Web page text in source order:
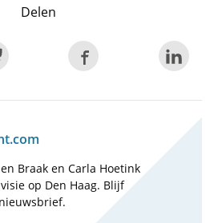
Delen
Braak en Carla Hoetink
op Den Haag. Blijf